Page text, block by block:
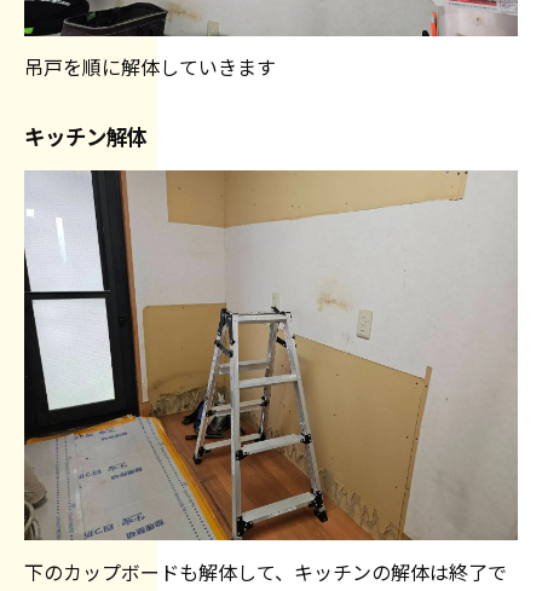
吊戸を順に解体していきます
キッチン解体
下のカップボードも解体して、キッチンの解体は終了で